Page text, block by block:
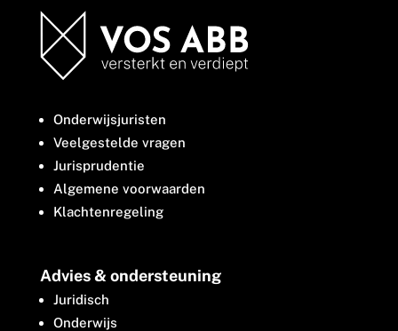
Onderwijsjuristen
Veelgestelde vragen
Jurisprudentie
Algemene voorwaarden
Klachtenregeling
Advies & ondersteuning
Juridisch
Onderwijs